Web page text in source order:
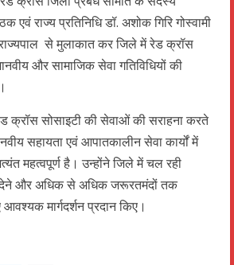
एवं राज्य प्रतिनिधि डॉ. अशोक गिरि गोस्वामी
से मुलाकात कर जिले में रेड क्रॉस
और सामाजिक सेवा गतिविधियों की
क्रॉस सोसाइटी की सेवाओं की सराहना करते
सहायता एवं आपातकालीन सेवा कार्यों में
महत्वपूर्ण है। उन्होंने जिले में चल रही
देने और अधिक से अधिक जरूरतमंदों तक
मार्गदर्शन प्रदान किए।